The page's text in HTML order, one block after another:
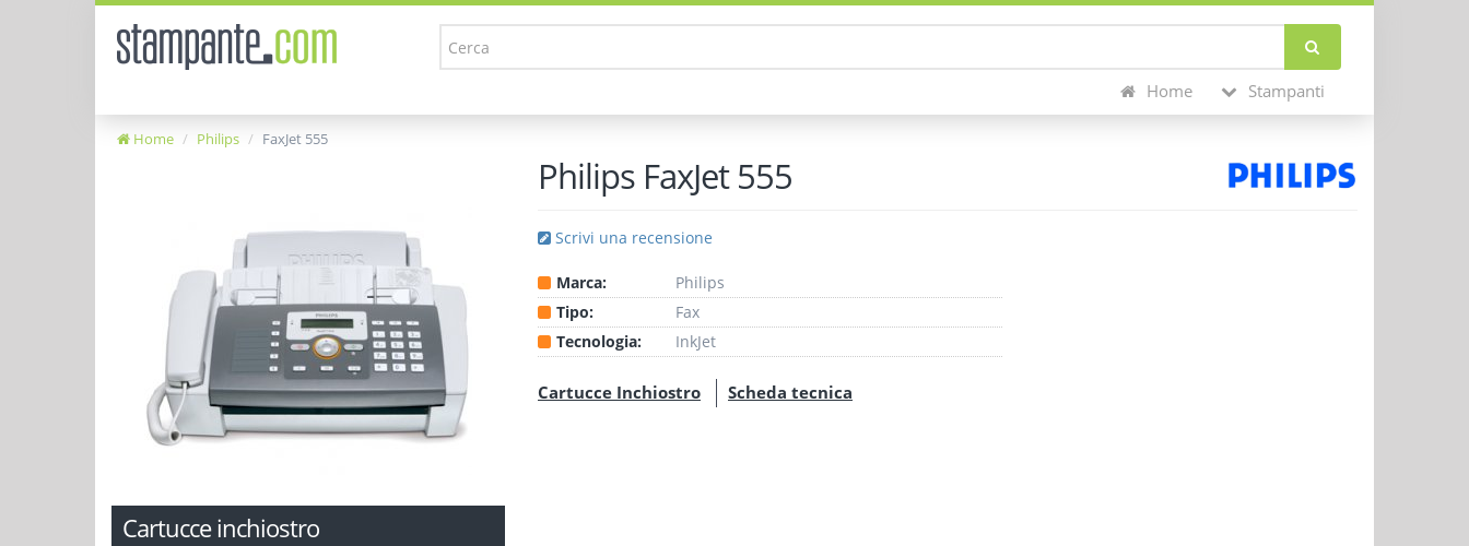
Home Stampanti
Home Philips FaxJet 555
Philips FaxJet 555
Scrivi una recensione
Marca:
Philips
Tipo:
Fax
Tecnologia:
InkJet
Cartucce Inchiostro Scheda tecnica
Cartucce inchiostro